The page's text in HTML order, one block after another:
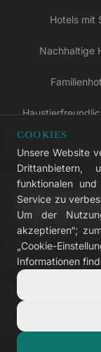
Hotels mit
Nachhaltige
All-inclusive-
LIVVO
COOKIES
Unsere Website
Drittanbietern,
funktionalen
Service zu
Um der
akzeptieren“;
„Cookie-
Informationen